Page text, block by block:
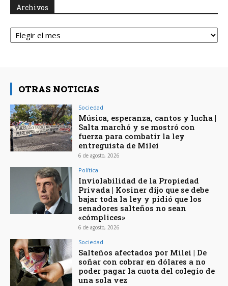
Archivos
Archivos
OTRAS NOTICIAS
Sociedad
Música, esperanza, cantos y lucha |
Salta marchó y se mostró con
fuerza para combatir la ley
entreguista de Milei
6 de agosto, 2026
Política
Inviolabilidad de la Propiedad
Privada | Kosiner dijo que se debe
bajar toda la ley y pidió que los
senadores salteños no sean
«cómplices»
6 de agosto, 2026
Sociedad
Salteños afectados por Milei | De
soñar con cobrar en dólares a no
poder pagar la cuota del colegio de
una sola vez